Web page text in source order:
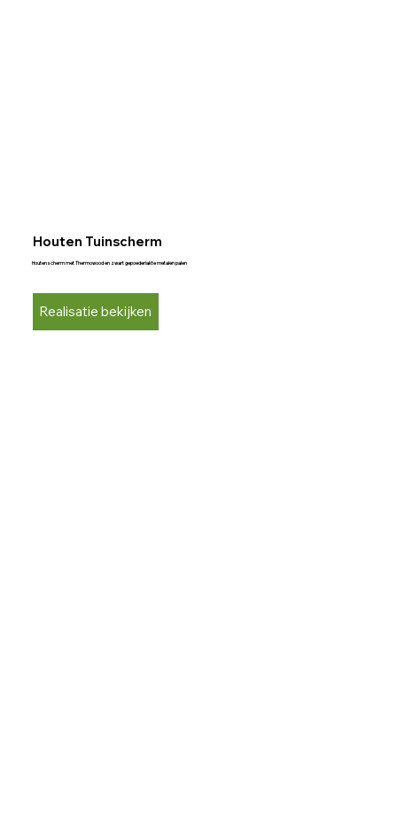
Houten Tuinscherm
Houten scherm met Thermowood en zwart gepoederlakte metalen palen
Realisatie bekijken